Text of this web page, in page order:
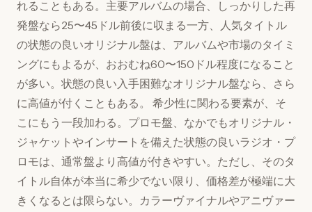
れることもある。主要アルバムの場合、しっかりした再
発盤なら25〜45ドル前後に収まる一方、人気タイトル
の状態の良いオリジナル盤は、アルバムや市場のタイミ
ングにもよるが、おおむね60〜150ドル程度になること
が多い。状態の良い入手困難なオリジナル盤なら、さら
に高値が付くこともある。 希少性に関わる要素が、そ
こにもう一段加わる。プロモ盤、なかでもオリジナル・
ジャケットやインサートを備えた状態の良いラジオ・プ
ロモは、通常盤より高値が付きやすい。ただし、そのタ
イトル自体が本当に希少でない限り、価格差が極端に大
きくなるとは限らない。カラーヴァイナルやアニヴァー